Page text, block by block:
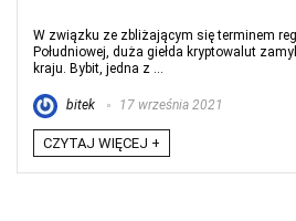
W związku ze zbliżającym się terminem
Południowej, duża giełda kryptowalut
kraju. Bybit, jedna z ...
bitek 17 września 2021
CZYTAJ WIĘCEJ +